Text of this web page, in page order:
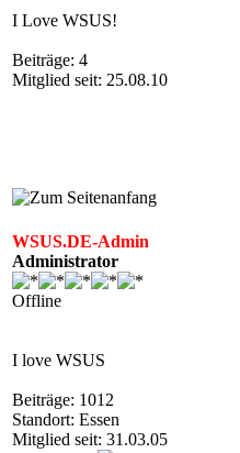
I Love WSUS!
Beiträge: 4
Mitglied seit: 25.08.10
WSUS.DE-Admin
Administrator
Offline
I love WSUS
Beiträge: 1012
Standort: Essen
Mitglied seit: 31.03.05